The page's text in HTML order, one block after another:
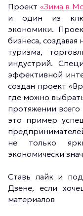
Проект «Зима в
и один из
экономики.
бизнеса,
туризма,
индустрий.
эффективной
создан проект
где можно
протяжении
это пример
не только
экономически
Ставь лайк и
Дзене, если
материалов